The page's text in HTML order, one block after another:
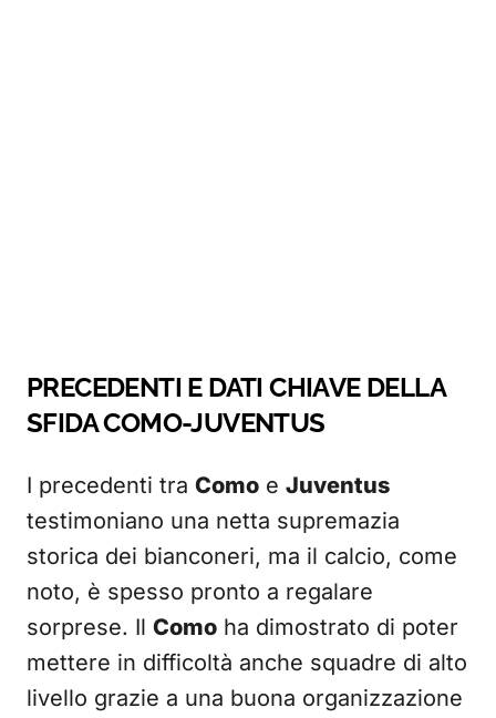
PRECEDENTI E DATI CHIAVE DELLA
SFIDA COMO-JUVENTUS
I precedenti tra Como e Juventus
testimoniano una netta supremazia
storica dei bianconeri, ma il calcio, come
noto, è spesso pronto a regalare
sorprese. Il Como ha dimostrato di poter
mettere in difficoltà anche squadre di alto
livello grazie a una buona organizzazione